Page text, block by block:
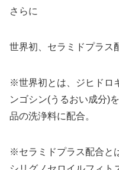
さらに
世界初、セラミドプラス
※世界初とは、ジヒドロ
ンゴシン(うるおい成分)
品の洗浄料に配合。
※セラミドプラス配合と